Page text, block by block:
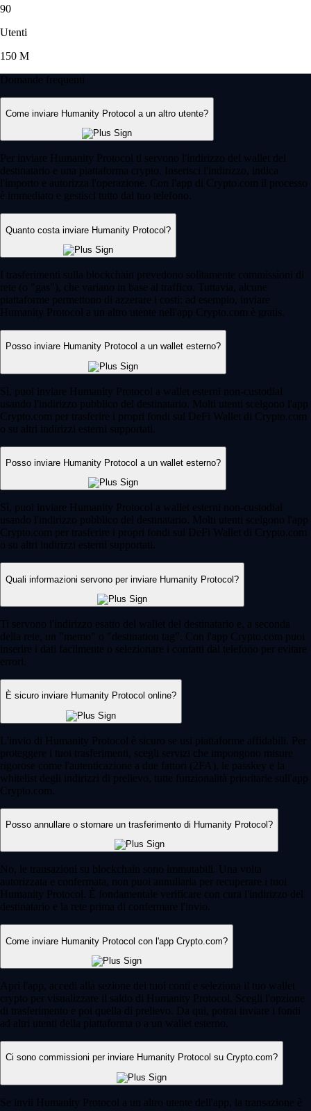
90
Utenti
150 M
Domande frequenti
Come inviare Humanity Protocol a un altro utente?
Per inviare Humanity Protocol ti servono l'indirizzo del wallet del
destinatario e una piattaforma crypto. Inserisci l'indirizzo, indica
l'importo e autorizza l'operazione. Con l'app di Crypto.com il processo
è immediato e gestisci tutto dal tuo telefono.
Quanto costa inviare Humanity Protocol?
I trasferimenti sulla blockchain prevedono solitamente commissioni di
rete (o "gas"), che variano in base al traffico. Tuttavia, alcune
piattaforme permettono di azzerare i costi: ad esempio, inviare
Humanity Protocol a un altro utente nell'app Crypto.com è gratis.
Posso inviare Humanity Protocol a un wallet esterno?
Sì, puoi inviare Humanity Protocol a wallet esterni non-custodial
usando l'indirizzo pubblico del destinatario. Molti utenti scelgono l'app
Crypto.com per trasferire i propri fondi sul DeFi Wallet di Crypto.com
o su altri indirizzi esterni supportati.
Posso inviare Humanity Protocol a un wallet esterno?
Sì, puoi inviare Humanity Protocol a wallet esterni non-custodial
usando l'indirizzo pubblico del destinatario. Molti utenti scelgono l'app
Crypto.com per trasferire i propri fondi sul DeFi Wallet di Crypto.com
o su altri indirizzi esterni supportati.
Quali informazioni servono per inviare Humanity Protocol?
Ti servono l'indirizzo esatto del wallet del destinatario e, a seconda
della rete, un "memo" o "destination tag". Con l'app Crypto.com puoi
inserire i dati facilmente o selezionare i contatti dal telefono per evitare
errori.
È sicuro inviare Humanity Protocol online?
L'invio di Humanity Protocol è sicuro se usi piattaforme affidabili. Per
proteggere i tuoi trasferimenti, scegli servizi che impongono misure
rigorose come l'autenticazione a due fattori (2FA), le passkey e la
whitelist degli indirizzi di prelievo, tutte funzionalità prioritarie sull'app
Crypto.com.
Posso annullare o stornare un trasferimento di Humanity Protocol?
No, le transazioni su blockchain sono immutabili. Una volta
autorizzata e confermata, non puoi annullarla per recuperare i tuoi
Humanity Protocol. È fondamentale verificare con cura l'indirizzo del
destinatario e la rete prima di confermare l'invio.
Come inviare Humanity Protocol con l'app Crypto.com?
Apri l'app, accedi alla sezione dei tuoi conti e seleziona il tuo wallet
crypto per visualizzare il saldo di Humanity Protocol. Scegli l'opzione
di trasferimento e poi quella di prelievo. Da qui, potrai inviare i fondi
ad altri utenti della piattaforma o a un wallet esterno.
Ci sono commissioni per inviare Humanity Protocol su Crypto.com?
Se invii Humanity Protocol a un altro utente dell'app, la transazione è